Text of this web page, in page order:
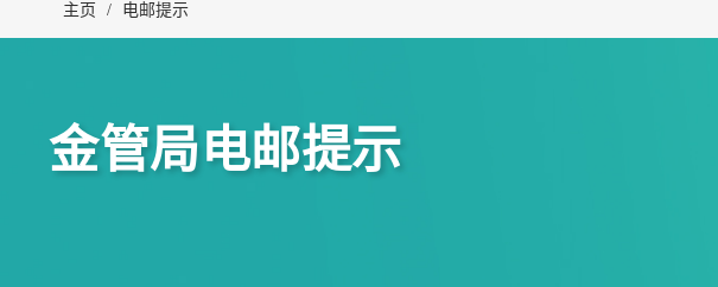
主页 / 电邮提示
金管局电邮提示